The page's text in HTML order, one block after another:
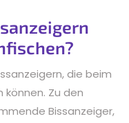
die beim
Zu den
Bissanzeiger,